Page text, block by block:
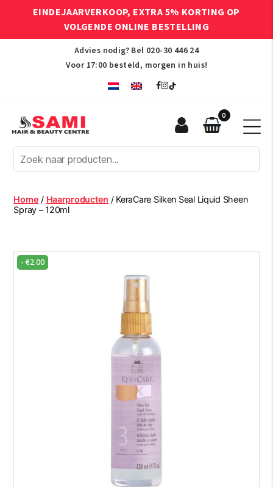
EINDEJAARVERKOOP, EXTRA 5% KORTING OP
VOLGENDE ONLINE BESTELLING
Advies nodig? Bel 020-30 446 24
Voor 17:00 besteld, morgen in huis!
Afro
Hair
Beauty
Centre
0
Home / Haarproducten / KeraCare Silken Seal Liquid Sheen
Spray – 120ml
-€2.00